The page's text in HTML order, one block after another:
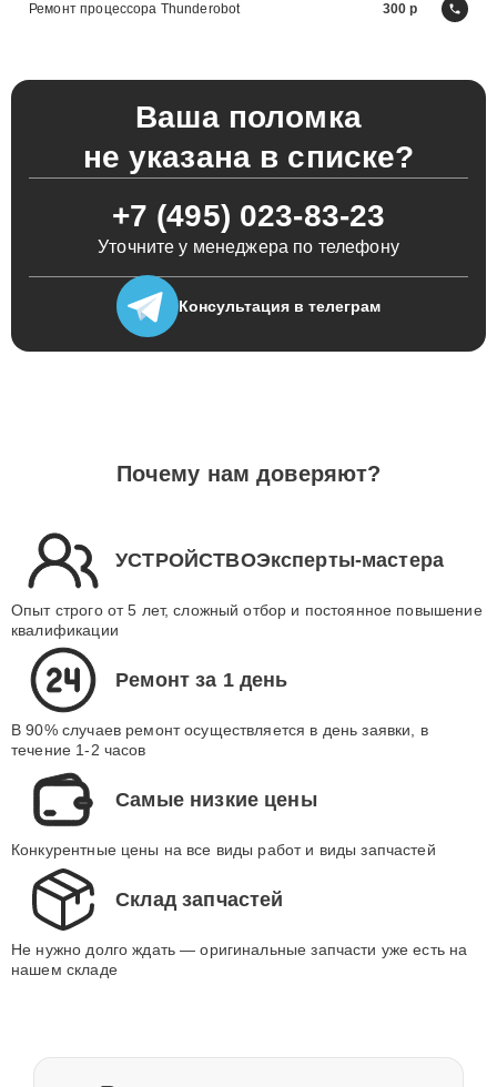
Ремонт процессора Thunderobot 300
Ваша поломка
не указана в списке?
+7 (495) 023-83-23
Уточните у менеджера по телефону
Консультация в телеграм
Почему нам доверяют?
УСТРОЙСТВОЭксперты-мастера
Опыт строго от 5 лет, сложный отбор и постоянное повышение
квалификации
Ремонт за 1 день
В 90% случаев ремонт осуществляется в день заявки, в
течение 1-2 часов
Самые низкие цены
Конкурентные цены на все виды работ и виды запчастей
Склад запчастей
Не нужно долго ждать — оригинальные запчасти уже есть на
нашем складе